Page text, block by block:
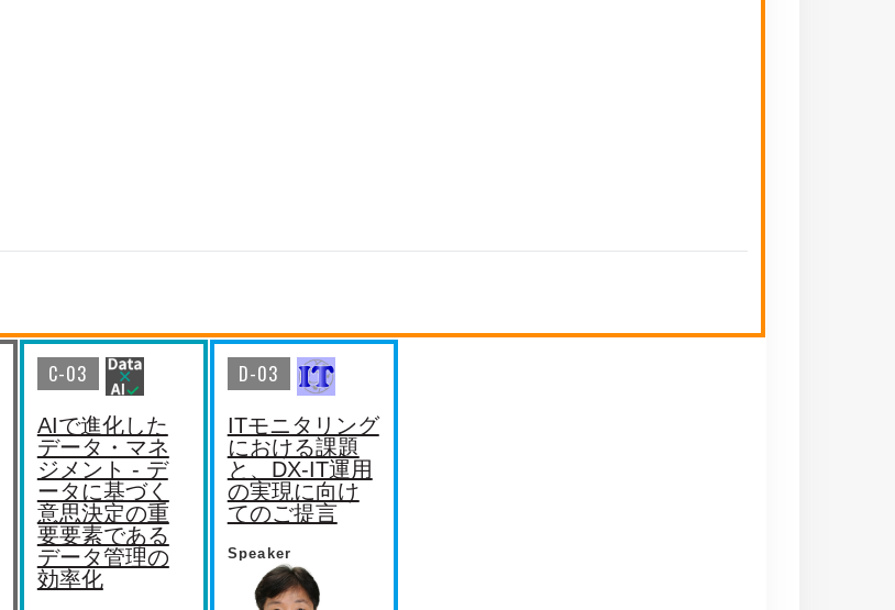
C-03
AIで進化した
データ・マネ
ジメント - デ
ータに基づく
意思決定の重
要要素である
データ管理の
効率化
D-03
ITモニタリング
における課題
と、DX-IT運用
の実現に向け
てのご提言
Speaker